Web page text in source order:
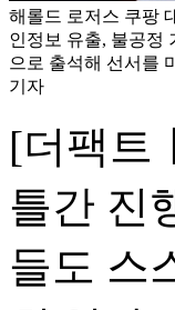
해롤드 로저스 쿠팡
인정보 유출, 불공정
으로 출석해 선서를
기자
[더팩트
틀간 진
들도 스